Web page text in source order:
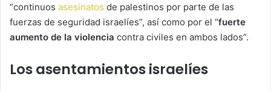
“continuos asesinatos de palestinos por parte de las
fuerzas de seguridad israelíes”, así como por el “fuerte
aumento de la violencia contra civiles en ambos lados”.
Los asentamientos israelíes